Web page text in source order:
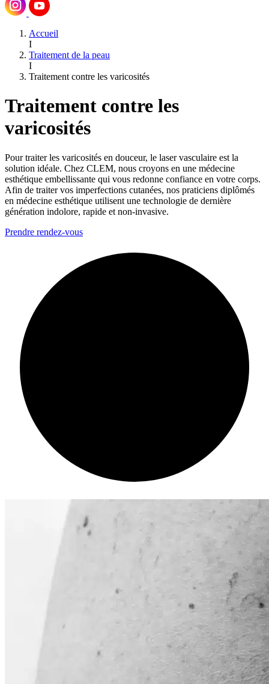
Accueil
I
Traitement de la peau
I
Traitement contre les varicosités
Traitement contre les
varicosités
Pour traiter les varicosités en douceur, le laser vasculaire est la
solution idéale. Chez CLEM, nous croyons en une médecine
esthétique embellissante qui vous redonne confiance en votre corps.
Afin de traiter vos imperfections cutanées, nos praticiens diplômés
en médecine esthétique utilisent une technologie de dernière
génération indolore, rapide et non-invasive.
Prendre rendez-vous